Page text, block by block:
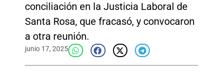
conciliación en la Justicia Laboral de
Santa Rosa, que fracasó, y convocaron
a otra reunión.
junio 17, 2025